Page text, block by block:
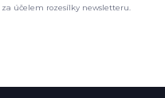
za účelem rozesílky newsletteru.